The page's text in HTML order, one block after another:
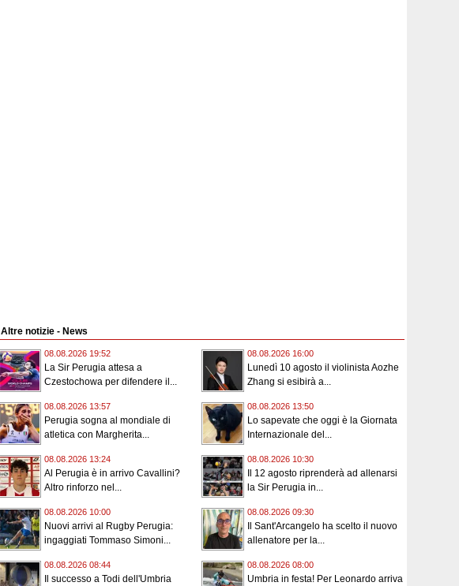
Altre notizie - News
08.08.2026 19:52
La Sir Perugia attesa a
Czestochowa per difendere il...
08.08.2026 16:00
Lunedì 10 agosto il violinista Aozhe
Zhang si esibirà a...
08.08.2026 13:57
Perugia sogna al mondiale di
atletica con Margherita...
08.08.2026 13:50
Lo sapevate che oggi è la Giornata
Internazionale del...
08.08.2026 13:24
Al Perugia è in arrivo Cavallini?
Altro rinforzo nel...
08.08.2026 10:30
Il 12 agosto riprenderà ad allenarsi
la Sir Perugia in...
08.08.2026 10:00
Nuovi arrivi al Rugby Perugia:
ingaggiati Tommaso Simoni...
08.08.2026 09:30
Il Sant'Arcangelo ha scelto il nuovo
allenatore per la...
08.08.2026 08:44
Il successo a Todi dell'Umbria
08.08.2026 08:00
Umbria in festa! Per Leonardo arriva